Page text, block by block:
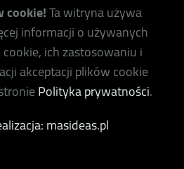
cookie!Ta witryna używa
informacji o używanych
ich zastosowaniu i
akceptacji plików cookie
Polityka prywatności.
masideas.pl